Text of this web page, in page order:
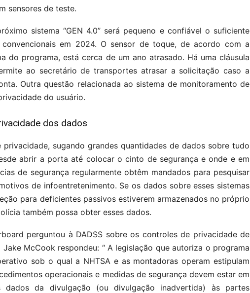
sensores de teste.
sistema “GEN 4.0” será pequeno e confiável o suficiente
em 2024. O sensor de toque, de acordo com a
do programa, está cerca de um ano atrasado. Há uma cláusula
ao secretário de transportes atrasar a solicitação caso a
Outra questão relacionada ao sistema de monitoramento de
do usuário.
dos dados
privacidade, sugando grandes quantidades de dados sobre tudo
abrir a porta até colocar o cinto de segurança e onde e em
de segurança regularmente obtêm mandados para pesquisar
de infoentretenimento. Se os dados sobre esses sistemas
para deficientes passivos estiverem armazenados no próprio
também possa obter esses dados.
perguntou à DADSS sobre os controles de privacidade de
McCook respondeu: “ A legislação que autoriza o programa
sob o qual a NHTSA e as montadoras operam estipulam
operacionais e medidas de segurança devem estar em
da divulgação (ou divulgação inadvertida) às partes